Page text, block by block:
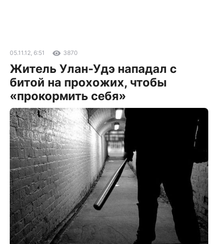
05.11.12, 6:51 3870
Житель Улан-Удэ нападал с
битой на прохожих, чтобы
«прокормить себя»